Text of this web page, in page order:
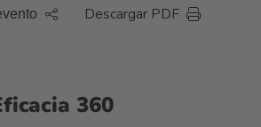
Descargar PDF
360